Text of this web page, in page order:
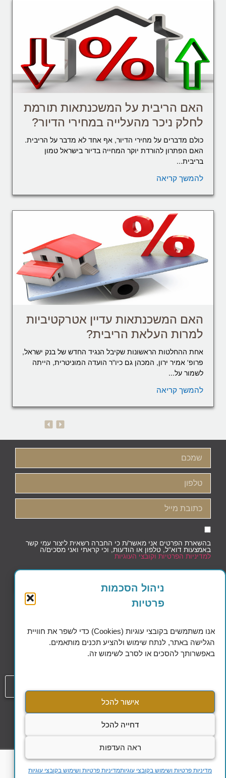
ניהול הסכמות
פרטיות
אנו משתמשים בקובצי עוגיות (Cookies) כדי לשפר את חוויית
הגלישה באתר, לנתח שימוש ולהציע תכנים מותאמים.
באפשרותך להסכים או לסרב לשימוש זה.
אישור להכל
דחייה להכל
ראה העדפות
מדיניות פרטיות ושימוש בקובצי עוגיותמדיניות פרטיות ושימוש בקובצי עוגיות
האם הריבית על המשכנתאות תורמת
לחלק ניכר מהעלייה במחירי הדיור?
כולם מדברים על מחירי הדיור, אף אחד לא מדבר על הריבית.
האם הפתרון להורדת יוקר המחייה בדיור בישראל טמון
בריבית...
להמשך קריאה
האם המשכנתאות עדיין אטרקטיביות
למרות העלאת הריבית?
אחת ההחלטות הראשונות שקיבל הנגיד החדש של בנק ישראל,
פרופ' אמיר ירון, המכהן גם כיו"ר הועדה המוניטרית, הייתה
לשמור על...
להמשך קריאה
בהשארת הפרטים אני מאשר/ת כי החברה רשאית ליצור עמי קשר
באמצעות דוא"ל, טלפון או הודעות, וכי קראתי ואני מסכים/ה
למדיניות הפרטיות וקובצי העוגיות
Excellence in Financial Planning
עמודהסדרי נגישות
מדיניות הפרטיות ושימוש בקבצי עוגיות
כל הזכויות שמורות להילה אלקלעי @ 2023